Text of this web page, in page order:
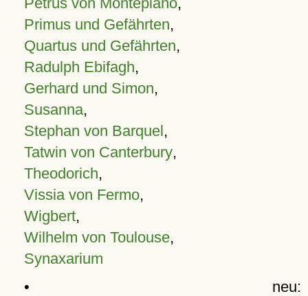
Primus und Gefährten,
Quartus und Gefährten,
Radulph Ebifagh,
Gerhard und Simon,
Susanna,
Stephan von Barquel,
Tatwin von Canterbury,
Theodorich,
Vissia von Fermo,
Wigbert,
Wilhelm von Toulouse,
Synaxarium
• neu: